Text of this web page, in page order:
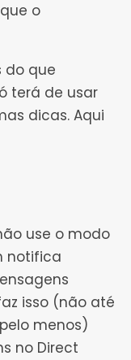
o
do que
terá de usar
dicas. Aqui
use o modo
notifica
isso (não até
menos)
no Direct